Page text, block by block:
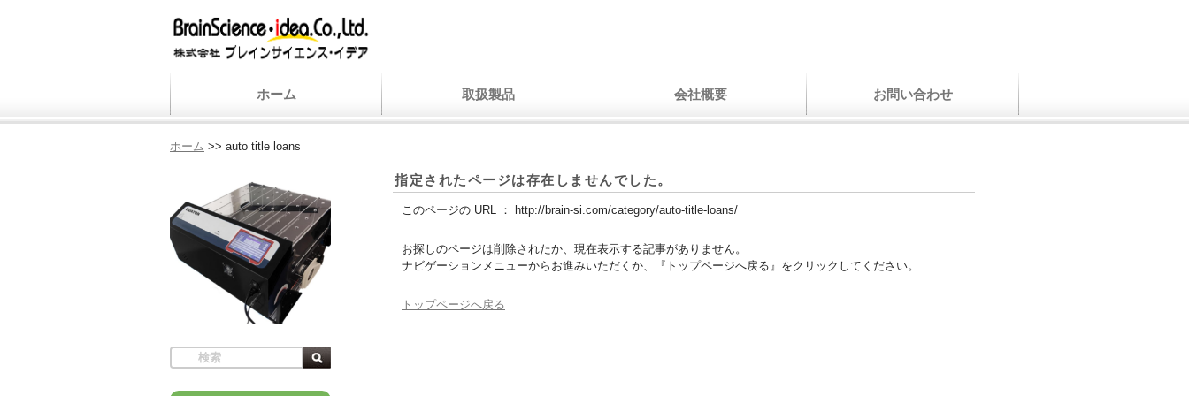
ホーム 取扱製品 会社概要 お問い合わせ
ホーム >> auto title loans
指定されたページは存在しませんでした。
このページの URL ： http://brain-si.com/category/auto-title-loans/
お探しのページは削除されたか、現在表示する記事がありません。
ナビゲーションメニューからお進みいただくか、『トップページへ戻る』をクリックしてください。
トップページへ戻る